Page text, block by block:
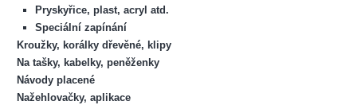
Pryskyřice, plast, acryl atd.
Speciální zapínání
Kroužky, korálky dřevěné, klipy
Na tašky, kabelky, peněženky
Návody placené
Nažehlovačky, aplikace